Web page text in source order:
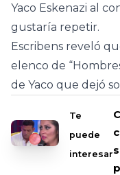
Yaco Eskenazi al
gustaría repetir.
Escribens reveló
elenco de
de Yaco que dejó
Te
puede
interesar